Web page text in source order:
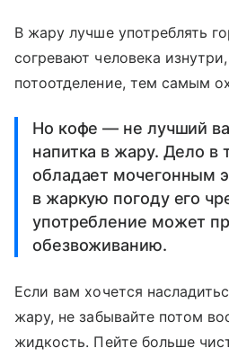
В жару лучше употреблять
согревают человека
потоотделение, тем самым
Но кофе — не лучший
напитка в жару. Дело в
обладает мочегонным
в жаркую погоду его
употребление может
обезвоживанию.
Если вам хочется
жару, не забывайте потом
жидкость. Пейте больше